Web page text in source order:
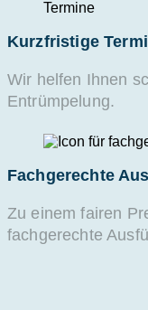
Kurzfristige
Wir helfen Ihnen
Entrümpelung.
Fachgerechte
Zu einem fairen
fachgerechte